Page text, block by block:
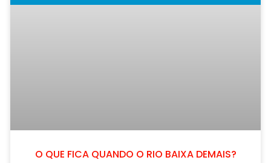
O QUE FICA QUANDO O RIO BAIXA DEMAIS?